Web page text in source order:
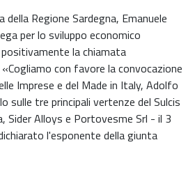
Regione Sardegna, Emanuele
per lo sviluppo economico
la chiamata
con favore la convocazione
Imprese e del Made in Italy, Adolfo
sulle tre principali vertenze del Sulcis
Sider Alloys e Portovesme Srl - il 3
l'esponente della giunta